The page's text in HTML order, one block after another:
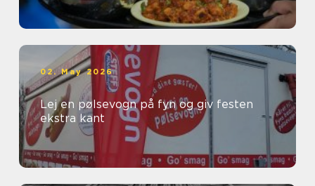
02. May 2026
Lej en pølsevogn på fyn og giv festen
ekstra kant